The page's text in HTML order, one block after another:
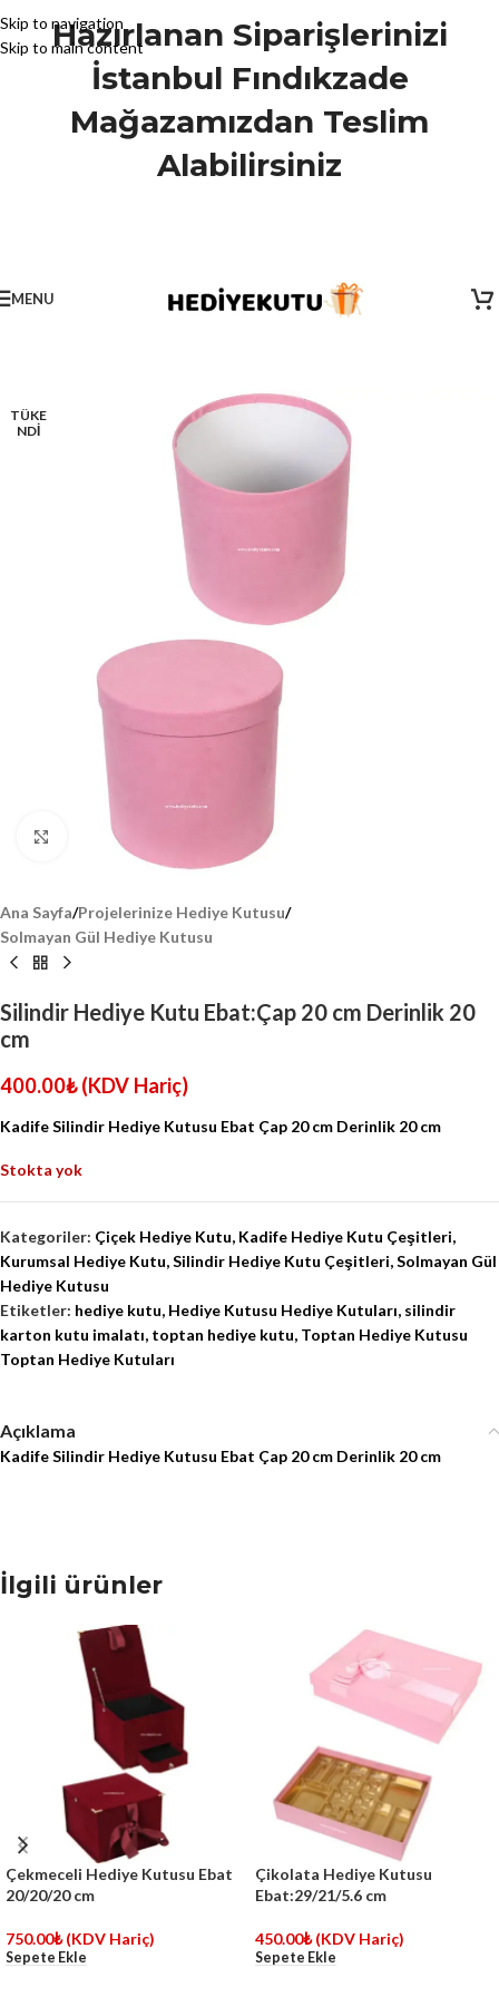
Skip to navigation
Skip to main content
Hazırlanan Siparişlerinizi
İstanbul Fındıkzade
Mağazamızdan Teslim
Alabilirsiniz
MENU
TÜKE
NDİ
Click to enlarge
Ana Sayfa/Projelerinize Hediye Kutusu/
Solmayan Gül Hediye Kutusu
Silindir Hediye Kutu Ebat:Çap 20 cm Derinlik 20
cm
400.00₺ (KDV Hariç)
Kadife Silindir Hediye Kutusu Ebat Çap 20 cm Derinlik 20 cm
Stokta yok
Kategoriler: Çiçek Hediye Kutu, Kadife Hediye Kutu Çeşitleri,
Kurumsal Hediye Kutu,Silindir Hediye Kutu Çeşitleri,Solmayan Gül
Hediye Kutusu
Etiketler: hediye kutu, Hediye Kutusu Hediye Kutuları, silindir
karton kutu imalatı, toptan hediye kutu, Toptan Hediye Kutusu
Toptan Hediye Kutuları
Açıklama
Kadife Silindir Hediye Kutusu Ebat Çap 20 cm Derinlik 20 cm
İlgili ürünler
Çekmeceli Hediye Kutusu Ebat
20/20/20 cm
750.00₺ (KDV Hariç)
Sepete Ekle
Çikolata Hediye Kutusu
Ebat:29/21/5.6 cm
450.00₺ (KDV Hariç)
Sepete Ekle